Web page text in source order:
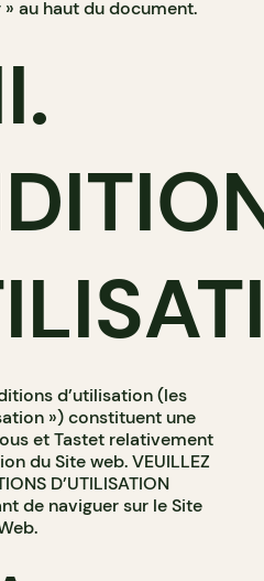
au haut du document.
d’utilisation (les
») constituent une
et Tastet relativement
du Site web. VEUILLEZ
D’UTILISATION
de naviguer sur le Site